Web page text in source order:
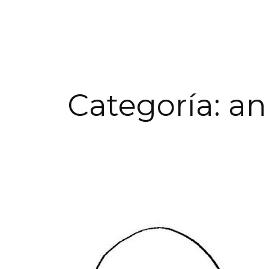
Categoría: